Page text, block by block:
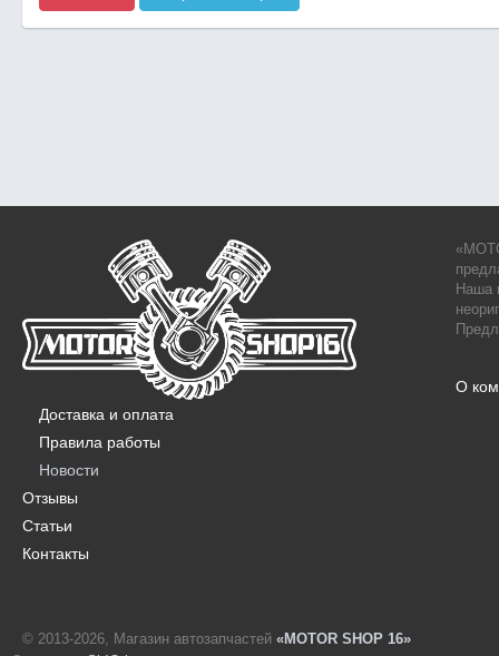
Наша
О
Доставка и оплата
Правила работы
Новости
Отзывы
Статьи
Контакты
© 2013-2026, Магазин автозапчастей «MOTOR SHOP 16»